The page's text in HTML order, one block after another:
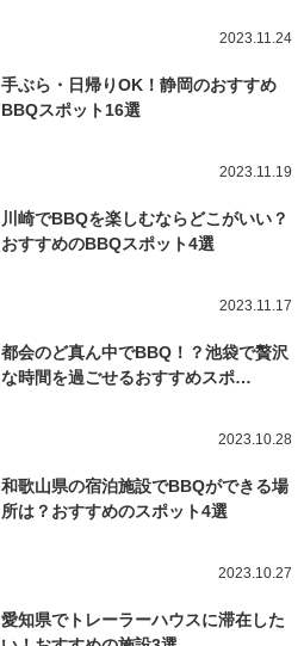
2023.11.24
手ぶら・日帰りOK！静岡のおすすめ
BBQスポット16選
2023.11.19
川崎でBBQを楽しむならどこがいい？
おすすめのBBQスポット4選
2023.11.17
都会のど真ん中でBBQ！？池袋で贅沢
な時間を過ごせるおすすめスポ…
2023.10.28
和歌山県の宿泊施設でBBQができる場
所は？おすすめのスポット4選
2023.10.27
愛知県でトレーラーハウスに滞在した